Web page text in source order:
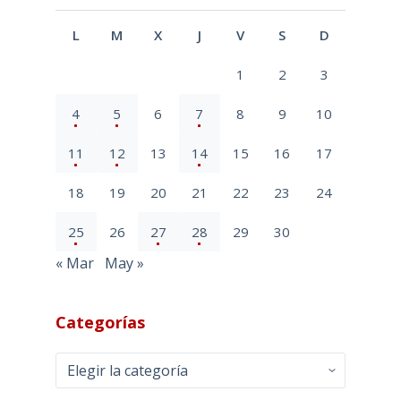
L M X J V S D
1 2 3
4 5 6 7 8 9 10
11 12 13 14 15 16 17
18 19 20 21 22 23 24
25 26 27 28 29 30
« Mar May »
Categorías
Categorías